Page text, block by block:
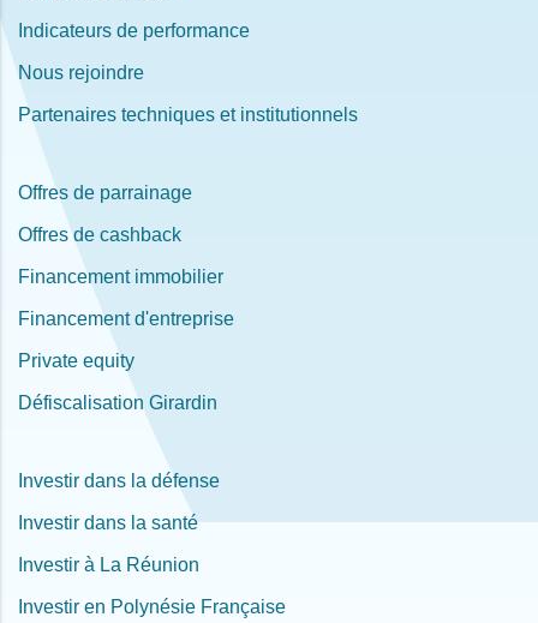
Indicateurs de performance
Nous rejoindre
Partenaires techniques et institutionnels
Offres de parrainage
Offres de cashback
Financement immobilier
Financement d'entreprise
Private equity
Défiscalisation Girardin
Investir dans la défense
Investir dans la santé
Investir à La Réunion
Investir en Polynésie Française